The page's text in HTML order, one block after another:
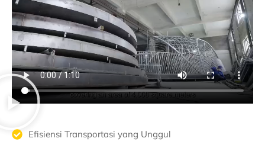
Efisiensi Transportasi yang Unggul